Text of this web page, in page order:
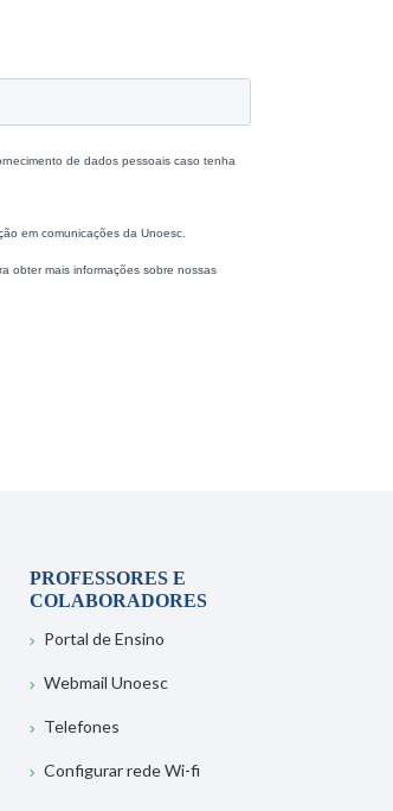
PROFESSORES E
COLABORADORES
Portal de Ensino
Webmail Unoesc
Telefones
Configurar rede Wi-fi